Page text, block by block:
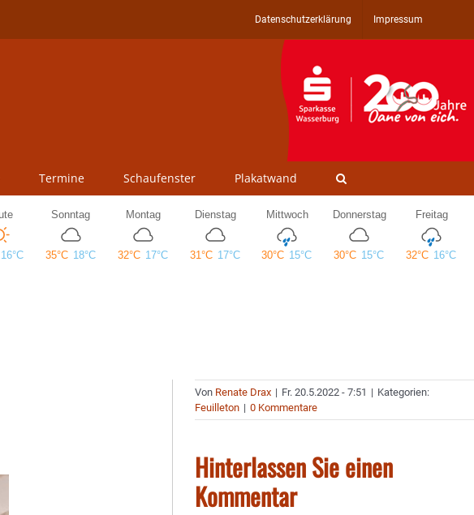
Datenschutzerklärung Impressum
Termine Schaufenster Plakatwand
Von Renate Drax | Fr. 20.5.2022 - 7:51 | Kategorien:
Feuilleton | 0 Kommentare
Hinterlassen Sie einen
Kommentar